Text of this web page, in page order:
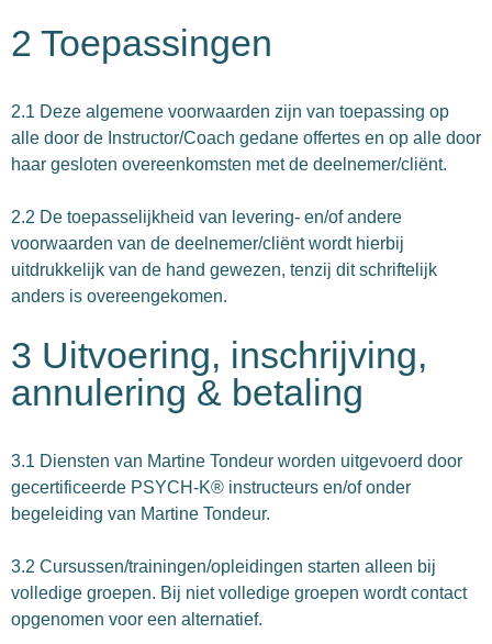
2 Toepassingen
2.1 Deze algemene voorwaarden zijn van toepassing op
alle door de Instructor/Coach gedane offertes en op alle door
haar gesloten overeenkomsten met de deelnemer/cliënt.
2.2 De toepasselijkheid van levering- en/of andere
voorwaarden van de deelnemer/cliënt wordt hierbij
uitdrukkelijk van de hand gewezen, tenzij dit schriftelijk
anders is overeengekomen.
3 Uitvoering, inschrijving,
annulering & betaling
3.1 Diensten van Martine Tondeur worden uitgevoerd door
gecertificeerde PSYCH-K® instructeurs en/of onder
begeleiding van Martine Tondeur.
3.2 Cursussen/trainingen/opleidingen starten alleen bij
volledige groepen. Bij niet volledige groepen wordt contact
opgenomen voor een alternatief.